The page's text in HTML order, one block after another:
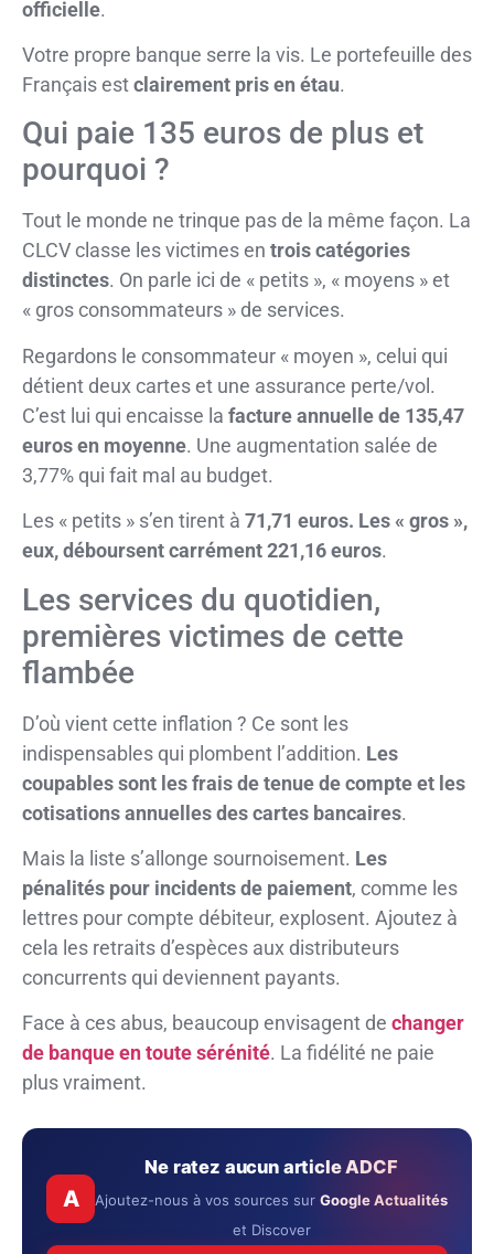
officielle.
Votre propre banque serre la vis. Le portefeuille des
Français estclairement pris en étau.
Qui paie 135 euros de plus et
pourquoi ?
Tout le monde ne trinque pas de la même façon. La
CLCV classe les victimes en trois catégories
distinctes. On parle ici de « petits », « moyens » et
« gros consommateurs » de services.
Regardons le consommateur « moyen », celui qui
détient deux cartes et une assurance perte/vol.
C’est lui qui encaisse la facture annuelle de 135,47
euros en moyenne. Une augmentation salée de
3,77% qui fait mal au budget.
Les « petits » s’en tirent à 71,71 euros. Les « gros »,
eux, déboursent carrément 221,16 euros.
Les services du quotidien,
premières victimes de cette
flambée
D’où vient cette inflation ? Ce sont les
indispensables qui plombent l’addition. Les
coupables sont les frais de tenue de compte et les
cotisations annuelles des cartes bancaires.
Mais la liste s’allonge sournoisement. Les
pénalités pour incidents de paiement, comme les
lettres pour compte débiteur, explosent. Ajoutez à
cela les retraits d’espèces aux distributeurs
concurrents qui deviennent payants.
Face à ces abus, beaucoup envisagent de changer
de banque en toute sérénité. La fidélité ne paie
plus vraiment.
A
Ne ratez aucun article ADCF
Ajoutez-nous à vos sources sur Google Actualités
et Discover